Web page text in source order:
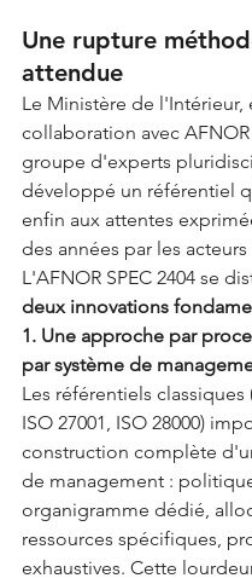
Une rupture
attendue
Le Ministère de l'Intérieur,
collaboration avec
groupe d'experts
développé un référentiel
enfin aux attentes
des années par les
L'AFNOR SPEC 2404 se
deux innovations
1. Une approche par
par système de
Les référentiels classiques
ISO 27001, ISO 28000)
construction complète
de management :
organigramme dédié,
ressources spécifiques,
exhaustives. Cette